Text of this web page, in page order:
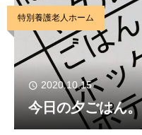
特別養護老人ホーム
2020.10.15
今日の夕ごはん。